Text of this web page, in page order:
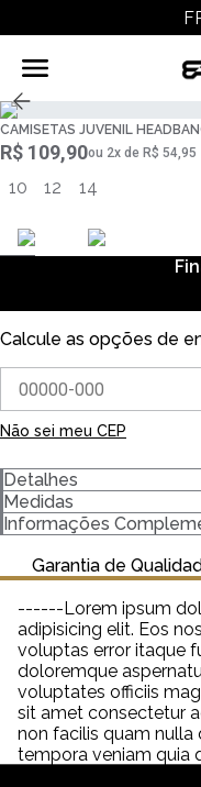
CAMISETAS JUVENIL
R$ 109,90ou 2x de R$ 54,95
10 12 14
Calcule as opções de
Não sei meu CEP
Detalhes
-Modelagem Premium
-100% algodão
-Gola canelada 3
-Gramatura 220 g/m²
Importante saber:
-As cores podem ter
monitor ou dispositivo
-Em produtos de
3%.
Medidas
clique
Informações
Garantia de
------Lorem ipsum
adipisicing elit. Eos
voluptas error itaque
doloremque
voluptates officiis
sit amet consectetur
non facilis quam
tempora veniam quia
saepe neque unde